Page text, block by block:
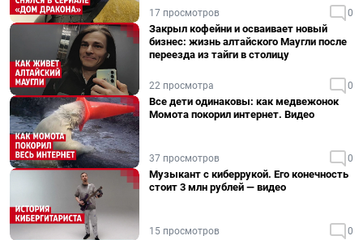
17 просмотров 0
Закрыл кофейни и осваивает новый
бизнес: жизнь алтайского Маугли после
переезда из тайги в столицу
22 просмотра 0
Все дети одинаковы: как медвежонок
Момота покорил интернет. Видео
37 просмотров 0
Музыкант с киберрукой. Его конечность
стоит 3 млн рублей — видео
15 просмотров 0